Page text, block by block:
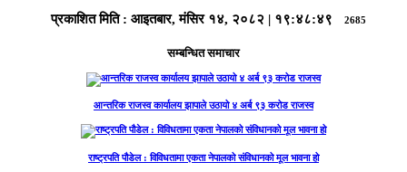
प्रकाशित मिति : आइतबार, मंसिर १४, २०८२ | १९:४८:४९ 2685
सम्बन्धित समाचार
आन्तरिक राजस्व कार्यालय झापाले उठायो ४ अर्ब ९३ करोड राजस्व
राष्ट्रपति पौडेल : विविधतामा एकता नेपालको संविधानको मूल भावना हो